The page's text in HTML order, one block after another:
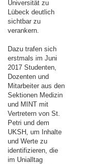
Universität zu
Lübeck deutlich
sichtbar zu
verankern.
Dazu trafen sich
erstmals im Juni
2017 Studenten,
Dozenten und
Mitarbeiter aus den
Sektionen Medizin
und MINT mit
Vertretern von St.
Petri und dem
UKSH, um Inhalte
und Werte zu
identifizieren, die
im Unialltag